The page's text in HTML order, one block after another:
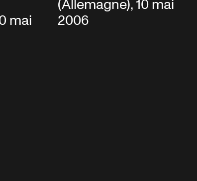
mai
(Allemagne), 10 mai
2006